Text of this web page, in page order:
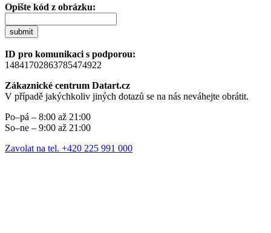
Opište kód z obrázku:
submit
ID pro komunikaci s podporou:
14841702863785474922
Zákaznické centrum Datart.cz
V případě jakýchkoliv jiných dotazů se na nás neváhejte obrátit.
Po–pá – 8:00 až 21:00
So–ne – 9:00 až 21:00
Zavolat na tel. +420 225 991 000